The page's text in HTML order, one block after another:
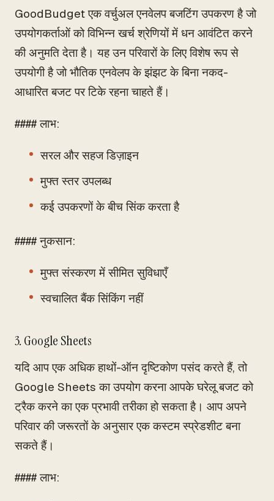
GoodBudget एक वर्चुअल एनवेलप बजटिंग उपकरण है जो
उपयोगकर्ताओं को विभिन्न खर्च श्रेणियों में धन आवंटित करने
की अनुमति देता है। यह उन परिवारों के लिए विशेष रूप से
उपयोगी है जो भौतिक एनवेलप के झंझट के बिना नकद-
आधारित बजट पर टिके रहना चाहते हैं।
#### लाभ:
सरल और सहज डिज़ाइन
मुफ्त स्तर उपलब्ध
कई उपकरणों के बीच सिंक करता है
#### नुकसान:
मुफ्त संस्करण में सीमित सुविधाएँ
स्वचालित बैंक सिंकिंग नहीं
3. Google Sheets
यदि आप एक अधिक हाथों-ऑन दृष्टिकोण पसंद करते हैं, तो
Google Sheets का उपयोग करना आपके घरेलू बजट को
ट्रैक करने का एक प्रभावी तरीका हो सकता है। आप अपने
परिवार की जरूरतों के अनुसार एक कस्टम स्प्रेडशीट बना
सकते हैं।
#### लाभ: